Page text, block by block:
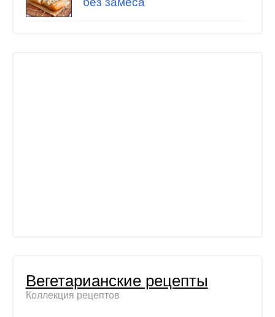
Вегетарианские рецепты
Коллекция рецептов